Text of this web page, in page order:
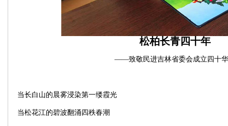
松柏长青四十年
——致敬民进吉林省委会成立四十
当长白山的晨雾浸染第一缕霞光
当松花江的碧波翻涌四秩春潮